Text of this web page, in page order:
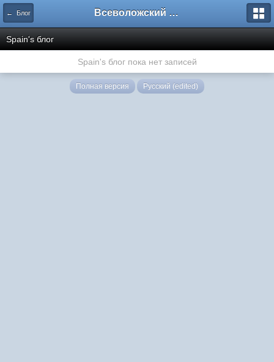
← Блог Всеволожский форум
Spain's блог
Spain's блог пока нет записей
Полная версия Русский (edited)